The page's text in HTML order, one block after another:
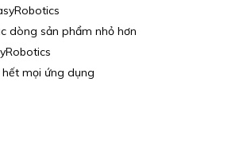
dòng sản phẩm nhỏ hơn
mọi ứng dụng